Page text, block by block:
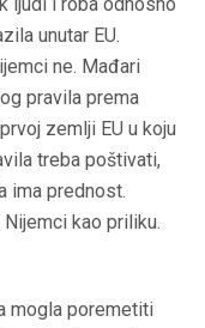
unutar EU.
ne. Mađari
pravila prema
zemlji EU u koju
treba poštivati,
ima prednost.
kao priliku.
mogla poremetiti